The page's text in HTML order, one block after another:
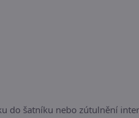
do šatníku nebo zútulnění